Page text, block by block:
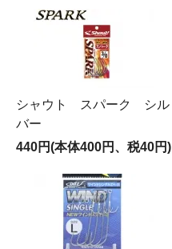
シャウト スパーク シル
バー
440円(本体400円、税40円)